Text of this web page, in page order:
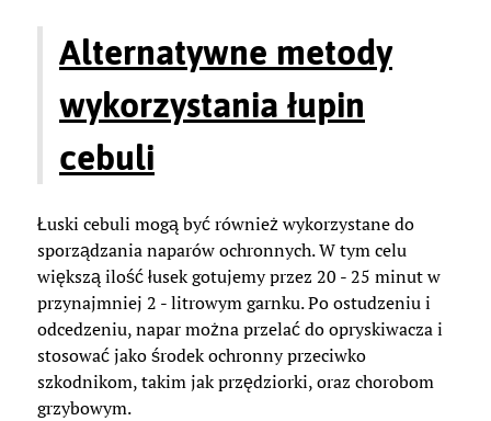
Alternatywne metody
wykorzystania łupin
cebuli
Łuski cebuli mogą być również wykorzystane do
sporządzania naparów ochronnych. W tym celu
większą ilość łusek gotujemy przez 20 - 25 minut w
przynajmniej 2 - litrowym garnku. Po ostudzeniu i
odcedzeniu, napar można przelać do opryskiwacza i
stosować jako środek ochronny przeciwko
szkodnikom, takim jak przędziorki, oraz chorobom
grzybowym.